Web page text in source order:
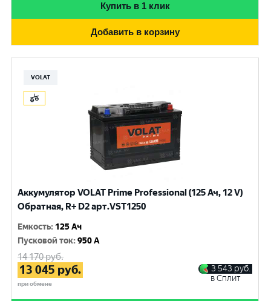
Купить в 1 клик
Добавить в корзину
VOLAT
Аккумулятор VOLAT Prime Professional (125 Ач, 12 V)
Обратная, R+ D2 арт.VST1250
Емкость: 125 Ач
Пусковой ток:950 A
14 170руб.
13 045 руб.
при обмене
3 543 руб.
в Сплит